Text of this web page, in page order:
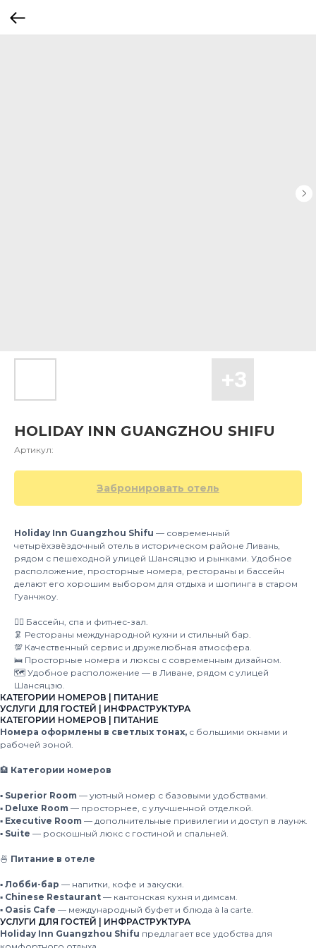
HOLIDAY INN GUANGZHOU SHIFU
Артикул:
Забронировать отель
Holiday Inn Guangzhou Shifu — современный
четырёхзвёздочный отель в историческом районе Ливань,
рядом с пешеходной улицей Шансяцзю и рынками. Удобное
расположение, просторные номера, рестораны и бассейн
делают его хорошим выбором для отдыха и шопинга в старом
Гуанчжоу.
👍🏻 Бассейн, спа и фитнес-зал.
🦑 Рестораны международной кухни и стильный бар.
💯 Качественный сервис и дружелюбная атмосфера.
🛌 Просторные номера и люксы с современным дизайном.
🗺 Удобное расположение — в Ливане, рядом с улицей
Шансяцзю.
КАТЕГОРИИ НОМЕРОВ | ПИТАНИЕ
УСЛУГИ ДЛЯ ГОСТЕЙ | ИНФРАСТРУКТУРА
КАТЕГОРИИ НОМЕРОВ | ПИТАНИЕ
Номера оформлены в светлых тонах, с большими окнами и
рабочей зоной.
🏨 Категории номеров
▪️ Superior Room — уютный номер с базовыми удобствами.
▪️ Deluxe Room — просторнее, с улучшенной отделкой.
▪️ Executive Room — дополнительные привилегии и доступ в лаунж.
▪️ Suite — роскошный люкс с гостиной и спальней.
🍜 Питание в отеле
▪️ Лобби-бар — напитки, кофе и закуски.
▪️ Chinese Restaurant — кантонская кухня и димсам.
▪️ Oasis Cafe — международный буфет и блюда à la carte.
УСЛУГИ ДЛЯ ГОСТЕЙ | ИНФРАСТРУКТУРА
Holiday Inn Guangzhou Shifu предлагает все удобства для